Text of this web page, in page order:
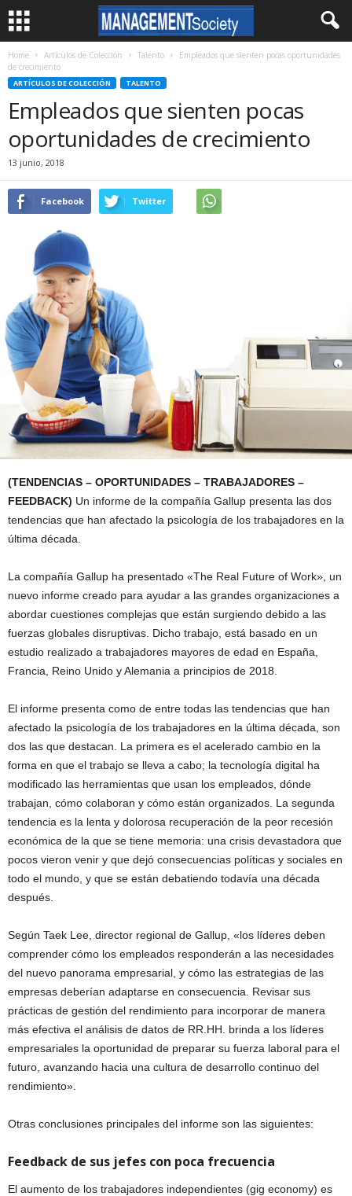
Home Artículos de Colección Talento
Empleados que sienten pocas oportunidades
de crecimiento
ARTÍCULOS DE COLECCIÓN TALENTO
Empleados que sienten pocas
oportunidades de crecimiento
13 junio, 2018
Facebook Twitter
(TENDENCIAS – OPORTUNIDADES – TRABAJADORES –
FEEDBACK) Un informe de la compañía Gallup presenta las dos
tendencias que han afectado la psicología de los trabajadores en la
última década.
La compañía Gallup ha presentado «The Real Future of Work», un
nuevo informe creado para ayudar a las grandes organizaciones a
abordar cuestiones complejas que están surgiendo debido a las
fuerzas globales disruptivas. Dicho trabajo, está basado en un
estudio realizado a trabajadores mayores de edad en España,
Francia, Reino Unido y Alemania a principios de 2018.
El informe presenta como de entre todas las tendencias que han
afectado la psicología de los trabajadores en la última década, son
dos las que destacan. La primera es el acelerado cambio en la
forma en que el trabajo se lleva a cabo; la tecnología digital ha
modificado las herramientas que usan los empleados, dónde
trabajan, cómo colaboran y cómo están organizados. La segunda
tendencia es la lenta y dolorosa recuperación de la peor recesión
económica de la que se tiene memoria: una crisis devastadora que
pocos vieron venir y que dejó consecuencias políticas y sociales en
todo el mundo, y que se están debatiendo todavía una década
después.
Según Taek Lee, director regional de Gallup, «los líderes deben
comprender cómo los empleados responderán a las necesidades
del nuevo panorama empresarial, y cómo las estrategias de las
empresas deberían adaptarse en consecuencia. Revisar sus
prácticas de gestión del rendimiento para incorporar de manera
más efectiva el análisis de datos de RR.HH. brinda a los líderes
empresariales la oportunidad de preparar su fuerza laboral para el
futuro, avanzando hacia una cultura de desarrollo continuo del
rendimiento».
Otras conclusiones principales del informe son las siguientes:
Feedback de sus jefes con poca frecuencia
El aumento de los trabajadores independientes (gig economy) es